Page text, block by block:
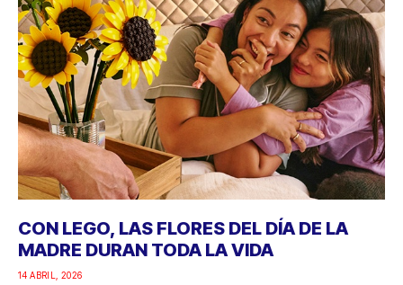
CON LEGO, LAS FLORES DEL DÍA DE LA
MADRE DURAN TODA LA VIDA
14 ABRIL, 2026